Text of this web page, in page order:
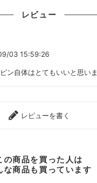
レビュー
03 15:59:26
ン自体はとてもいいと思いま
レビューを書く
の商品を買った人は
な商品も買っています